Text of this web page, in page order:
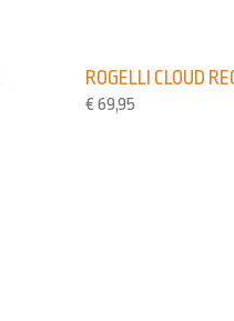
ROGELLI CLOUD
€ 69,95